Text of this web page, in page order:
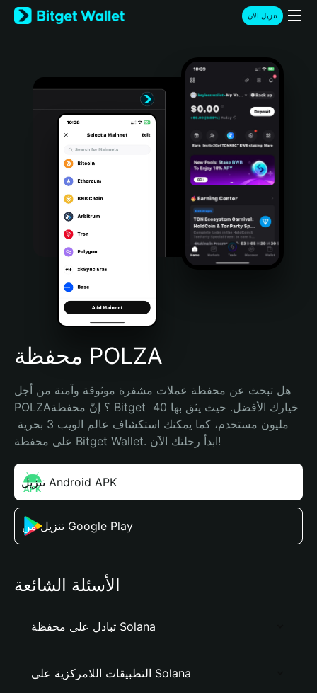
English
日本語
Türkçe
Português (Portugal)
Bahasa Indonesia
Português (Brasil)
Español (Argentina)
تنزيل الآن
محفظة POLZA
هل تبحث عن محفظة عملات مشفرة موثوقة وآمنة من أجل
POLZA؟ إنّ محفظة Bitget خيارك الأفضل. حيث يثق بها 40
على محفظة Bitget Wallet. ابدأ رحلتك الآن!
تنزيل Android APK
تنزيل من Google Play
الأسئلة الشائعة
تبادل على محفظة Solana
التطبيقات اللامركزية على Solana